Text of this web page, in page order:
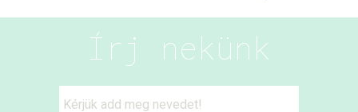
Írj nekünk